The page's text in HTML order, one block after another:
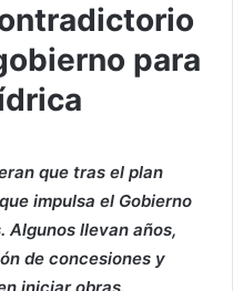
para
que tras el plan
impulsa el Gobierno
Algunos llevan años,
de concesiones y